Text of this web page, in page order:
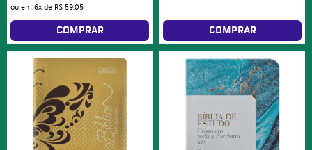
ou em 6xde R$ 59,05
COMPRAR COMPRAR